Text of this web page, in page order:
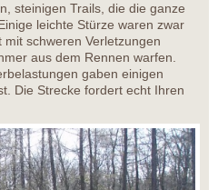
steinigen Trails, die die ganze
leichte Stürze waren zwar
schweren Verletzungen
aus dem Rennen warfen.
gaben einigen
Die Strecke fordert echt Ihren